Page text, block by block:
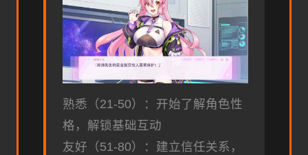
熟悉（21-50）：开始了解角色性
格，解锁基础互动
友好（51-80）：建立信任关系，